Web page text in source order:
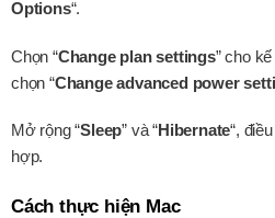
Options“.
Chọn “Change plan settings” cho
chọn “Change advanced power
Mở rộng “Sleep” và “Hibernate“,
hợp.
Cách thực hiện Mac